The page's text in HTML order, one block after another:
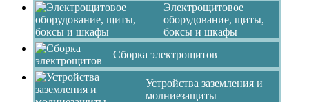
Электрощитовое
оборудование, щиты,
боксы и шкафы
Сборка электрощитов
Устройства заземления и
молниезащиты